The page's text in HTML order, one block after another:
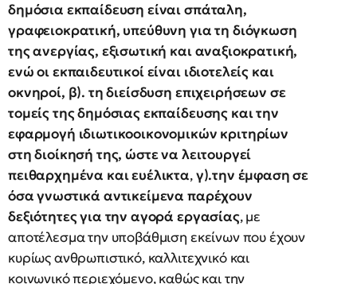
δημόσια εκπαίδευση είναι σπάταλη,
γραφειοκρατική, υπεύθυνη για τη διόγκωση
της ανεργίας, εξισωτική και αναξιοκρατική,
ενώ οι εκπαιδευτικοί είναι ιδιοτελείς και
οκνηροί, β). τη διείσδυση επιχειρήσεων σε
τομείς της δημόσιας εκπαίδευσης και την
εφαρμογή ιδιωτικοοικονομικών κριτηρίων
στη διοίκησή της, ώστε να λειτουργεί
πειθαρχημένα και ευέλικτα,γ).την έμφαση σε
όσα γνωστικά αντικείμενα παρέχουν
δεξιότητες για την αγορά εργασίας, με
αποτέλεσμα την υποβάθμιση εκείνων που έχουν
κυρίως ανθρωπιστικό, καλλιτεχνικό και
κοινωνικό περιεχόμενο, καθώς και την